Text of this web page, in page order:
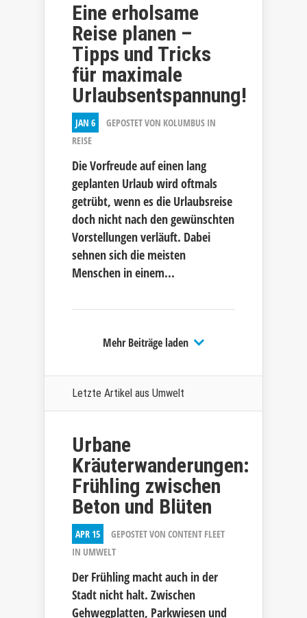
Eine erholsame
Reise planen –
Tipps und Tricks
für maximale
Urlaubsentspannung!
JAN 6 GEPOSTET VON KOLUMBUS IN
REISE
Die Vorfreude auf einen lang
geplanten Urlaub wird oftmals
getrübt, wenn es die Urlaubsreise
doch nicht nach den gewünschten
Vorstellungen verläuft. Dabei
sehnen sich die meisten
Menschen in einem...
Mehr Beiträge laden
Letzte Artikel aus Umwelt
Urbane
Kräuterwanderungen:
Frühling zwischen
Beton und Blüten
APR 15 GEPOSTET VON CONTENT FLEET
IN UMWELT
Der Frühling macht auch in der
Stadt nicht halt. Zwischen
Gehwegplatten, Parkwiesen und